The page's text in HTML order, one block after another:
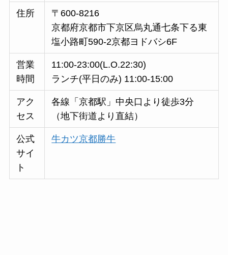
住所
〒600-8216
京都府京都市下京区烏丸通七条下る東
塩小路町590-2京都ヨドバシ6F
営業
時間
11:00-23:00(L.O.22:30)
ランチ(平日のみ) 11:00-15:00
アク
セス
各線「京都駅」中央口より徒歩3分
（地下街道より直結）
公式
サイ
ト
牛カツ京都勝牛